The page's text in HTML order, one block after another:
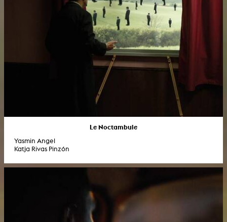
Le Noctambule
Yasmin Angel
Katja Rivas Pinzón